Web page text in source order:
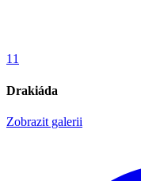
11
Drakiáda
Zobrazit galerii